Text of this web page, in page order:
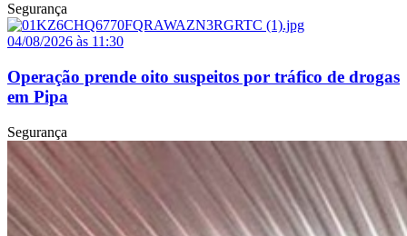
Segurança
04/08/2026 às 11:30
Operação prende oito suspeitos por tráfico de drogas
em Pipa
Segurança